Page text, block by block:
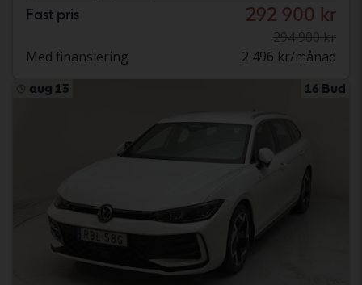
Fast pris 292 900 kr
294 900 kr
Med finansiering
2 496 kr/månad
aug 13 16 Bud